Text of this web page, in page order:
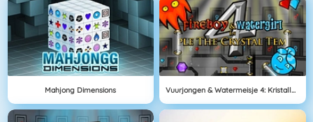
Mahjong Dimensions Vuurjongen & Watermeisje 4: Kristallen Tempel